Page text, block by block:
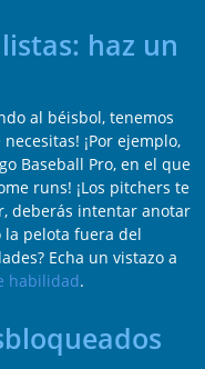
haz un
al béisbol, tenemos
¡Por ejemplo,
Baseball Pro, en el que
runs! ¡Los pitchers te
deberás intentar anotar
pelota fuera del
Echa un vistazo a
habilidad.